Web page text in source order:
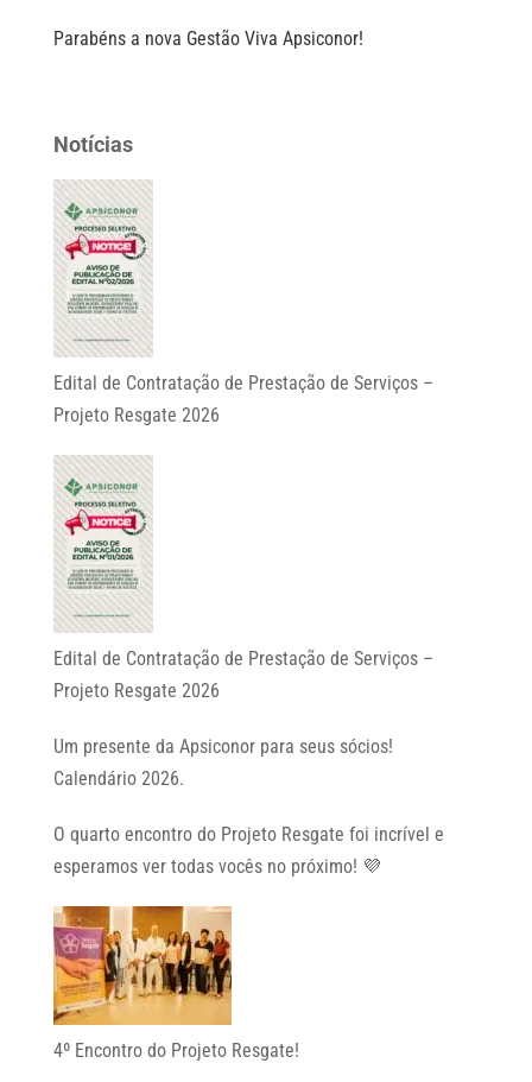
Parabéns a nova Gestão Viva Apsiconor!
Notícias
Edital de Contratação de Prestação de Serviços –
Projeto Resgate 2026
Edital de Contratação de Prestação de Serviços –
Projeto Resgate 2026
Um presente da Apsiconor para seus sócios!
Calendário 2026.
O quarto encontro do Projeto Resgate foi incrível e
esperamos ver todas vocês no próximo! 💜
4º Encontro do Projeto Resgate!